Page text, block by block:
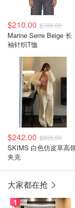
$210.00 $700.00
Marine Serre Beige 长
袖针织T恤
$242.00 $805.00
SKIMS 白色仿皮草高领
夹克
大家都在抢
1